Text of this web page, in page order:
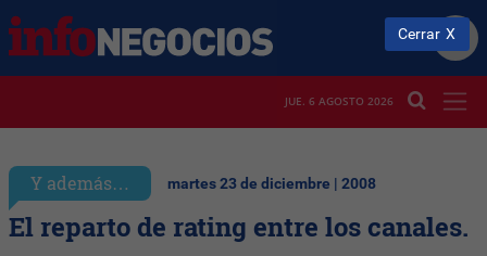
JUE. 6 AGOSTO 2026
Y además… martes 23 de diciembre | 2008
El reparto de rating entre los canales.
Cerrar